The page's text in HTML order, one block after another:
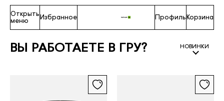
Открыть
меню
Избранное ПрофильКорзина
ВЫ РАБОТАЕТЕ В ГРУ? НОВИНКИ